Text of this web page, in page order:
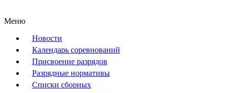
Меню
Новости
Календарь соревнований
Присвоение разрядов
Разрядные нормативы
Списки сборных